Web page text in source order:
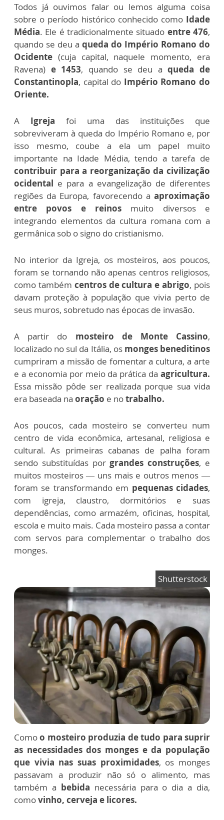
Todos já ouvimos falar ou lemos alguma coisa
sobre o período histórico conhecido comoIdade
Média. Ele é tradicionalmente situado entre 476,
quando se deu a queda do Império Romano do
Ocidente (cuja capital, naquele momento, era
Ravena) e 1453, quando se deu a queda de
Constantinopla, capital do Império Romano do
Oriente.
A Igreja foi uma das instituições que
sobreviveram à queda do Império Romano e, por
isso mesmo, coube a ela um papel muito
importante na Idade Média, tendo a tarefa de
contribuir para a reorganização da civilização
ocidental e para a evangelização de diferentes
regiões da Europa, favorecendo a aproximação
entre povos e reinos muito diversos e
integrando elementos da cultura romana com a
germânica sob o signo do cristianismo.
No interior da Igreja, os mosteiros, aos poucos,
foram se tornando não apenas centros religiosos,
como também centros de cultura e abrigo, pois
davam proteção à população que vivia perto de
seus muros, sobretudo nas épocas de invasão.
A partir do mosteiro de Monte Cassino,
localizado no sul da Itália, os monges beneditinos
cumpriram a missão de fomentar a cultura, a arte
e a economia por meio da prática da agricultura.
Essa missão pôde ser realizada porque sua vida
era baseada na oração e notrabalho.
Aos poucos, cada mosteiro se converteu num
centro de vida econômica, artesanal, religiosa e
cultural. As primeiras cabanas de palha foram
sendo substituídas porgrandes construções, e
muitos mosteiros — uns mais e outros menos —
foram se transformando em pequenas cidades,
com igreja, claustro, dormitórios e suas
dependências, como armazém, oficinas, hospital,
escola e muito mais. Cada mosteiro passa a contar
com servos para complementar o trabalho dos
monges.
Shutterstock
Comoo mosteiro produzia de tudo para suprir
as necessidades dos monges e da população
que vivia nas suas proximidades, os monges
passavam a produzir não só o alimento, mas
também a bebida necessária para o dia a dia,
comovinho, cerveja e licores.